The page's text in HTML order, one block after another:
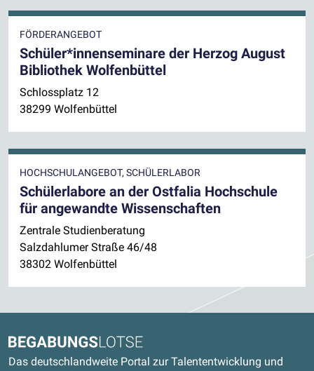
FÖRDERANGEBOT
Schüler*innenseminare der Herzog August
Bibliothek Wolfenbüttel
Schlossplatz 12
38299 Wolfenbüttel
HOCHSCHULANGEBOT, SCHÜLERLABOR
Schülerlabore an der Ostfalia Hochschule
für angewandte Wissenschaften
Zentrale Studienberatung
Salzdahlumer Straße 46/48
38302 Wolfenbüttel
Begabungslotse
Das deutschlandweite Portal zur Talententwicklung und